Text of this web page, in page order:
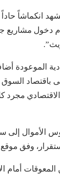
انكماشاً حاداً
دخول مشاريع
الموعودة
السوق
الاقتصادي مجرد
الأموال إلى
وفق
أمام